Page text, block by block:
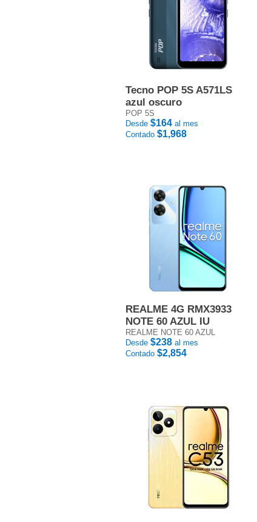
Tecno POP 5S A571LS
azul oscuro
POP 5S
Desde $164 al mes
Contado $1,968
REALME 4G RMX3933
NOTE 60 AZUL IU
REALME NOTE 60 AZUL
Desde $238 al mes
Contado $2,854